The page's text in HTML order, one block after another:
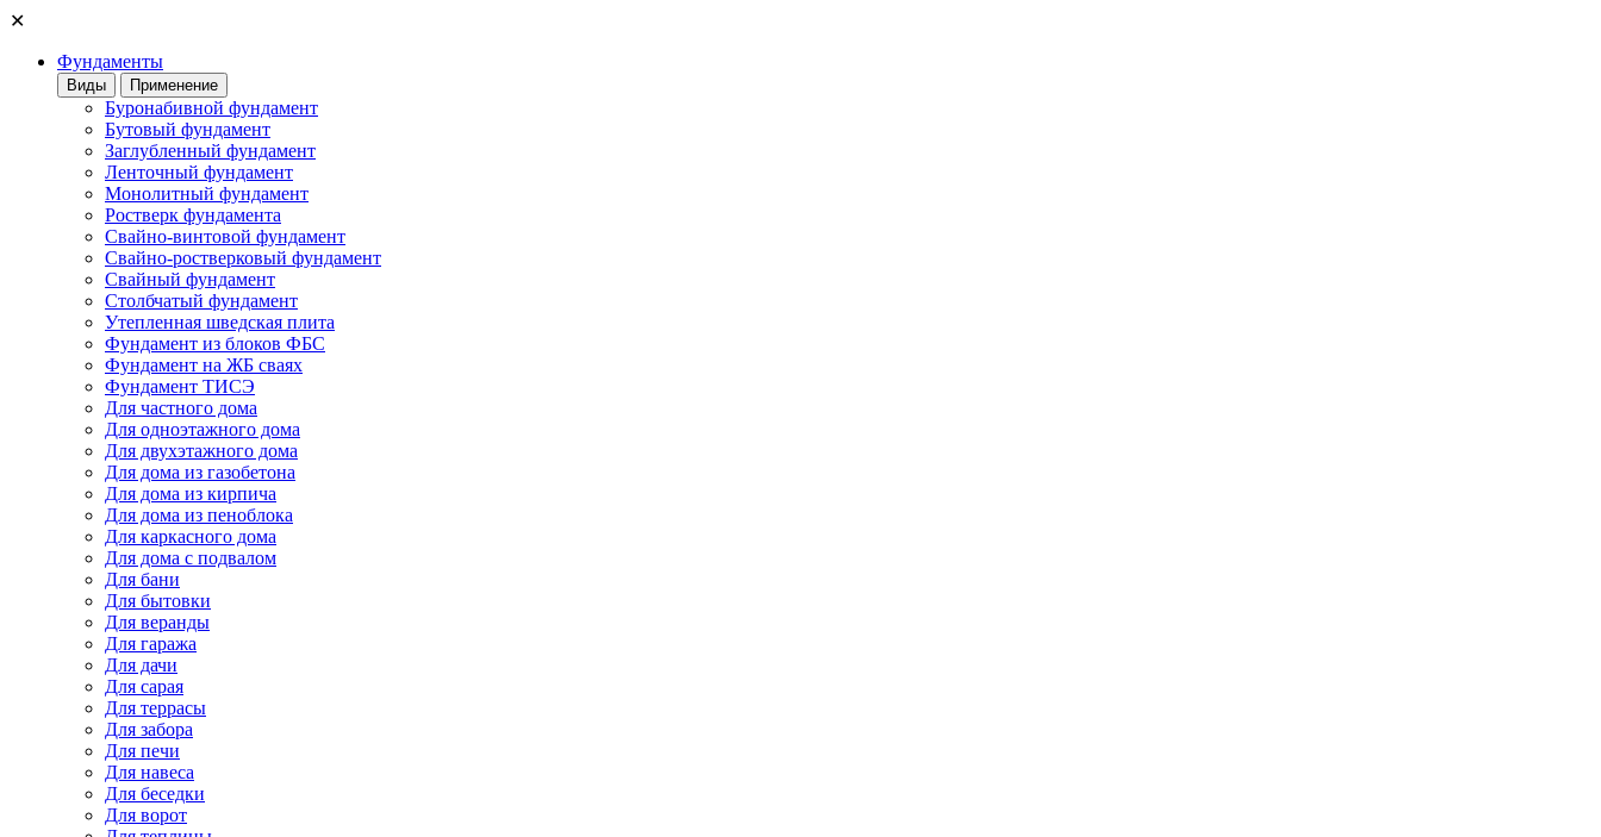
✕
Фундаменты
Виды Применение
Буронабивной фундамент
Бутовый фундамент
Заглубленный фундамент
Ленточный фундамент
Монолитный фундамент
Ростверк фундамента
Свайно-винтовой фундамент
Свайно-ростверковый фундамент
Свайный фундамент
Столбчатый фундамент
Утепленная шведская плита
Фундамент из блоков ФБС
Фундамент на ЖБ сваях
Фундамент ТИСЭ
Для частного дома
Для одноэтажного дома
Для двухэтажного дома
Для дома из газобетона
Для дома из кирпича
Для дома из пеноблока
Для каркасного дома
Для дома с подвалом
Для бани
Для бытовки
Для веранды
Для гаража
Для дачи
Для сарая
Для террасы
Для забора
Для печи
Для навеса
Для беседки
Для ворот